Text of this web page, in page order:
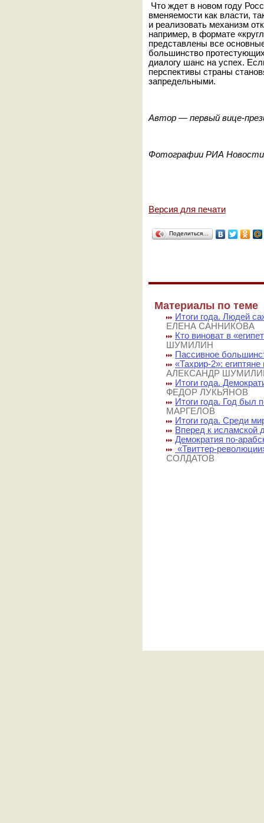
Что ждет в новом году
вменяемости как власти,
и реализовать механизм
например, в формате
представлены все
большинство
диалогу шанс на успех.
перспективы страны
запредельными.
Автор — первый вице-
Фотографии РИА Новости
Версия для печати
Поделиться…
Материалы по теме
Итоги года. Людей
ЕЛЕНА САННИКОВА
Кто виноват в
ШУМИЛИН
Пассивное
«Тахрир-2»:
АЛЕКСАНДР
Итоги года.
ФЕДОР ЛУКЬЯНОВ
Итоги года. Год был
МАРГЕЛОВ
Итоги года. Среди
Вперед к исламской
Демократия по-
«Твиттер-
СОЛДАТОВ